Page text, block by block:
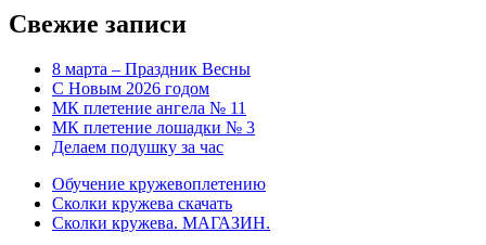
Свежие записи
8 марта – Праздник Весны
С Новым 2026 годом
МК плетение ангела № 11
МК плетение лошадки № 3
Делаем подушку за час
Обучение кружевоплетению
Сколки кружева скачать
Сколки кружева. МАГАЗИН.